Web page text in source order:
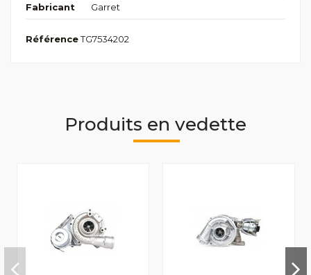
Fabricant Garret
RéférenceTG7534202
Produits en vedette